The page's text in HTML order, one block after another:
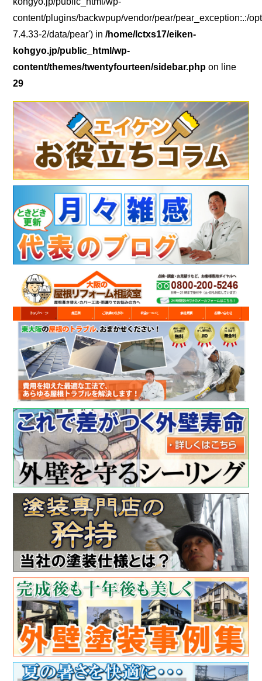
content/plugins/backwpup/vendor/pear/pear_exception:.:/
7.4.33-2/data/pear') in/home/lctxs17/eiken-
kohgyo.jp/public_html/wp-
content/themes/twentyfourteen/sidebar.php on line
29